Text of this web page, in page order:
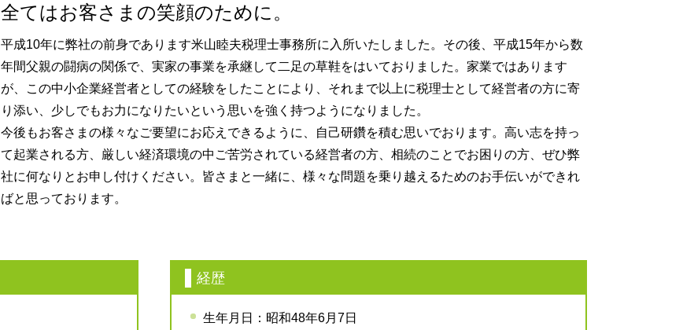
合同会社 株式発行
会社設立 静岡県 税理士 相談
相続 神奈川県 税理士 相談
相続税申告 静岡県 税理士 相談
税務調査 川崎市 税理士 相談
全てはお客さまの笑顔のために。
平成10年に弊社の前身であります米山睦夫税理士事務所に入所いたしました。その後、平成15年から数
年間父親の闘病の関係で、実家の事業を承継して二足の草鞋をはいておりました。家業ではあります
が、この中小企業経営者としての経験をしたことにより、それまで以上に税理士として経営者の方に寄
り添い、少しでもお力になりたいという思いを強く持つようになりました。
今後もお客さまの様々なご要望にお応えできるように、自己研鑽を積む思いでおります。高い志を持っ
て起業される方、厳しい経済環境の中ご苦労されている経営者の方、相続のことでお困りの方、ぜひ弊
社に何なりとお申し付けください。皆さまと一緒に、様々な問題を乗り越えるためのお手伝いができれ
ばと思っております。
経歴
生年月日：昭和48年6月7日